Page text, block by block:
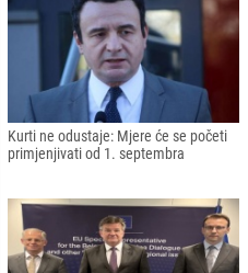
Kurti ne odustaje: Mjere će se početi
primjenjivati od 1. septembra